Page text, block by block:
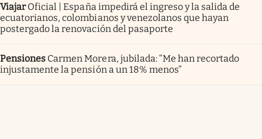
Viajar Oficial | España impedirá el ingreso y la salida de
ecuatorianos, colombianos y venezolanos que hayan
postergado la renovación del pasaporte
Pensiones Carmen Morera, jubilada: “Me han recortado
injustamente la pensión a un 18% menos”